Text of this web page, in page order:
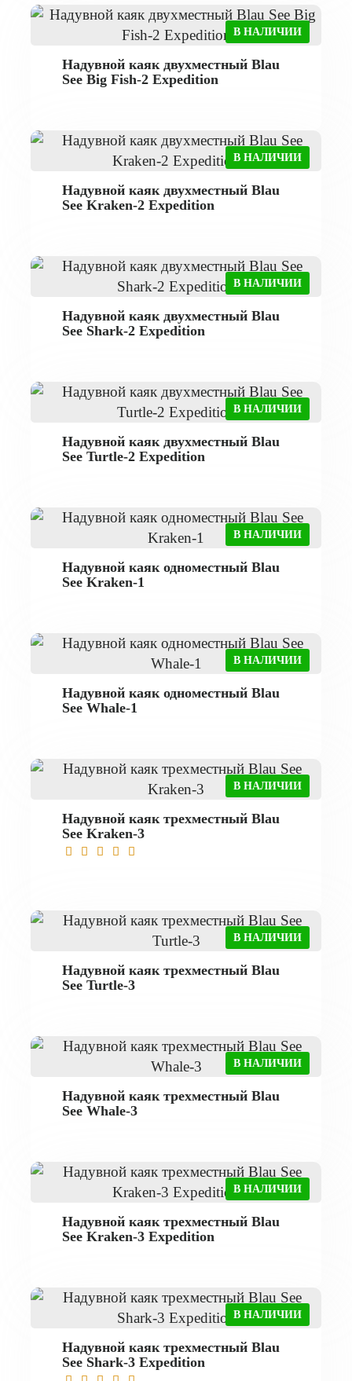
В НАЛИЧИИ
Надувной каяк двухместный Blau
See Big Fish-2 Expedition
В НАЛИЧИИ
Надувной каяк двухместный Blau
See Kraken-2 Expedition
В НАЛИЧИИ
Надувной каяк двухместный Blau
See Shark-2 Expedition
В НАЛИЧИИ
Надувной каяк двухместный Blau
See Turtle-2 Expedition
В НАЛИЧИИ
Надувной каяк одноместный Blau
See Kraken-1
В НАЛИЧИИ
Надувной каяк одноместный Blau
See Whale-1
В НАЛИЧИИ
Надувной каяк трехместный Blau
See Kraken-3
В НАЛИЧИИ
Надувной каяк трехместный Blau
See Turtle-3
В НАЛИЧИИ
Надувной каяк трехместный Blau
See Whale-3
В НАЛИЧИИ
Надувной каяк трехместный Blau
See Kraken-3 Expedition
В НАЛИЧИИ
Надувной каяк трехместный Blau
See Shark-3 Expedition